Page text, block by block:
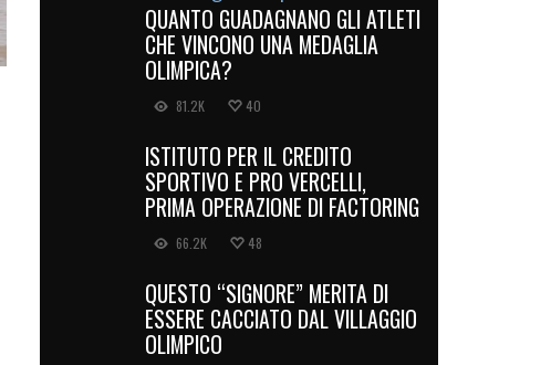
QUANTO GUADAGNANO GLI ATLETI
CHE VINCONO UNA MEDAGLIA
OLIMPICA?
81.2K 40
ISTITUTO PER IL CREDITO
SPORTIVO E PRO VERCELLI,
PRIMA OPERAZIONE DI FACTORING
66.2K 48
QUESTO “SIGNORE” MERITA DI
ESSERE CACCIATO DAL VILLAGGIO
OLIMPICO